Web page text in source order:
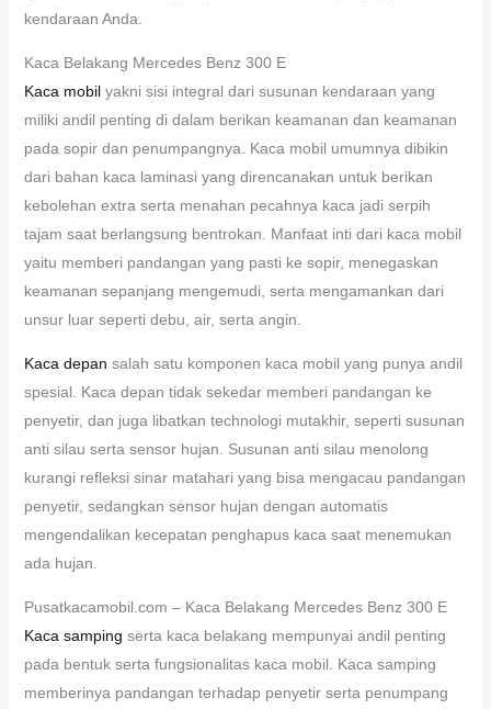
kendaraan Anda.
Kaca Belakang Mercedes Benz 300 E
Kaca mobilyakni sisi integral dari susunan kendaraan yang
miliki andil penting di dalam berikan keamanan dan keamanan
pada sopir dan penumpangnya. Kaca mobil umumnya dibikin
dari bahan kaca laminasi yang direncanakan untuk berikan
kebolehan extra serta menahan pecahnya kaca jadi serpih
tajam saat berlangsung bentrokan. Manfaat inti dari kaca mobil
yaitu memberi pandangan yang pasti ke sopir, menegaskan
keamanan sepanjang mengemudi, serta mengamankan dari
unsur luar seperti debu, air, serta angin.
Kaca depan salah satu komponen kaca mobil yang punya andil
spesial. Kaca depan tidak sekedar memberi pandangan ke
penyetir, dan juga libatkan technologi mutakhir, seperti susunan
anti silau serta sensor hujan. Susunan anti silau menolong
kurangi refleksi sinar matahari yang bisa mengacau pandangan
penyetir, sedangkan sensor hujan dengan automatis
mengendalikan kecepatan penghapus kaca saat menemukan
ada hujan.
Pusatkacamobil.com – Kaca Belakang Mercedes Benz 300 E
Kaca samping serta kaca belakang mempunyai andil penting
pada bentuk serta fungsionalitas kaca mobil. Kaca samping
memberinya pandangan terhadap penyetir serta penumpang